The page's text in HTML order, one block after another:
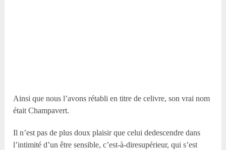
Ainsi que nous l’avons rétabli en titre de celivre, son vrai nom
était Champavert.
Il n’est pas de plus doux plaisir que celui dedescendre dans
l’intimité d’un être sensible, c’est-à-diresupérieur, qui s’est